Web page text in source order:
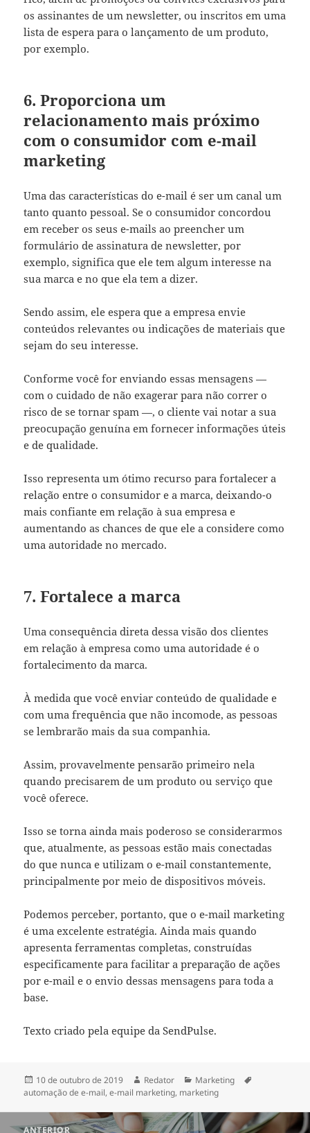
os assinantes de um newsletter, ou inscritos em uma
lista de espera para o lançamento de um produto,
por exemplo.
6. Proporciona um
relacionamento mais próximo
com o consumidor com e-mail
marketing
Uma das características do e-mail é ser um canal um
tanto quanto pessoal. Se o consumidor concordou
em receber os seus e-mails ao preencher um
formulário de assinatura de newsletter, por
exemplo, significa que ele tem algum interesse na
sua marca e no que ela tem a dizer.
Sendo assim, ele espera que a empresa envie
conteúdos relevantes ou indicações de materiais que
sejam do seu interesse.
Conforme você for enviando essas mensagens —
com o cuidado de não exagerar para não correr o
risco de se tornar spam —, o cliente vai notar a sua
preocupação genuína em fornecer informações úteis
e de qualidade.
Isso representa um ótimo recurso para fortalecer a
relação entre o consumidor e a marca, deixando-o
mais confiante em relação à sua empresa e
aumentando as chances de que ele a considere como
uma autoridade no mercado.
7. Fortalece a marca
Uma consequência direta dessa visão dos clientes
em relação à empresa como uma autoridade é o
fortalecimento da marca.
À medida que você enviar conteúdo de qualidade e
com uma frequência que não incomode, as pessoas
se lembrarão mais da sua companhia.
Assim, provavelmente pensarão primeiro nela
quando precisarem de um produto ou serviço que
você oferece.
Isso se torna ainda mais poderoso se considerarmos
que, atualmente, as pessoas estão mais conectadas
do que nunca e utilizam o e-mail constantemente,
principalmente por meio de dispositivos móveis.
Podemos perceber, portanto, que o e-mail marketing
é uma excelente estratégia. Ainda mais quando
apresenta ferramentas completas, construídas
especificamente para facilitar a preparação de ações
por e-mail e o envio dessas mensagens para toda a
base.
Texto criado pela equipe da SendPulse.
Publicado
em
10 de outubro de 2019 Autor
Redator Categorias
Marketing
automação de e-mail,e-mail marketing, marketing
Navegação
ANTERIOR